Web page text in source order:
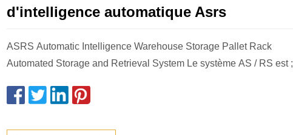
d'intelligence automatique Asrs
ASRS Automatic Intelligence Warehouse Storage Pallet Rack
Automated Storage and Retrieval System Le système AS / RS est ;